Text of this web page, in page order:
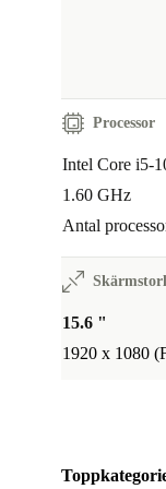
Med Dell
frihet och
Satsa på
dator från
Processor
Intel Core i5-
1.60 GHz
Antal
15.6 "
1920 x 1080